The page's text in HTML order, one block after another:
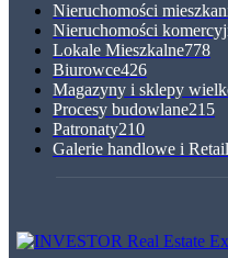
Nieruchomości
Nieruchomości
Lokale Mieszkalne778
Biurowce426
Magazyny i sklepy
Procesy budowlane215
Patronaty210
Galerie handlowe i